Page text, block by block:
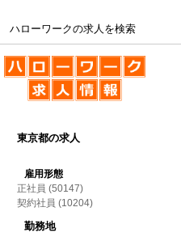
ハローワークの求人を検索
ハローワークの求人を検索
東京都の求人
雇用形態
正社員 (50147)
契約社員 (10204)
勤務地